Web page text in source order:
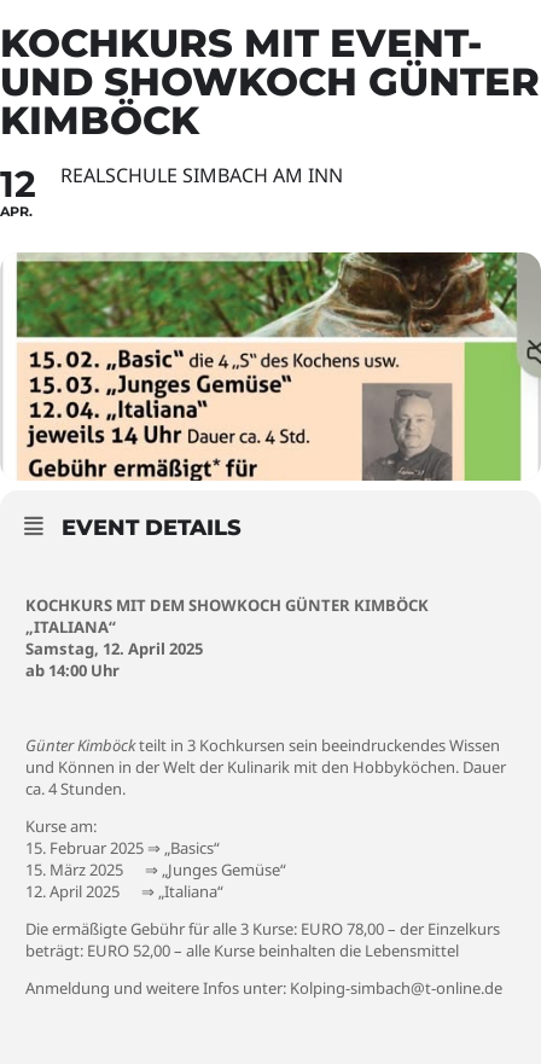
KOCHKURS MIT EVENT-
UND SHOWKOCH GÜNTER
KIMBÖCK
12
APR.
REALSCHULE SIMBACH AM INN
EVENT DETAILS
KOCHKURS MIT DEM SHOWKOCH GÜNTER KIMBÖCK
„ITALIANA“
Samstag, 12. April 2025
ab 14:00 Uhr
Günter Kimböckteilt in 3 Kochkursen sein beeindruckendes Wissen
und Können in der Welt der Kulinarik mit den Hobbyköchen. Dauer
ca. 4 Stunden.
Kurse am:
15. Februar 2025 ⇒ „Basics“
15. März 2025 ⇒ „Junges Gemüse“
12. April 2025 ⇒ „Italiana“
Die ermäßigte Gebühr für alle 3 Kurse: EURO 78,00 – der Einzelkurs
beträgt: EURO 52,00 – alle Kurse beinhalten die Lebensmittel
Anmeldung und weitereInfos unter: Kolping-simbach@t-online.de